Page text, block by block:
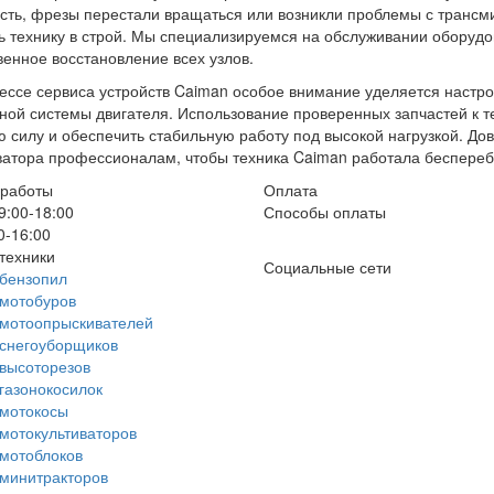
фрезы перестали вращаться или возникли проблемы с
технику в строй. Мы специализируемся на обслуживании
восстановление всех узлов.
сервиса устройств Caiman особое внимание уделяется
системы двигателя. Использование проверенных запчастей к
силу и обеспечить стабильную работу под высокой нагрузкой.
профессионалам, чтобы техника Caiman работала
18:00
16:00
Оплата
Способы оплаты
Социальные сети